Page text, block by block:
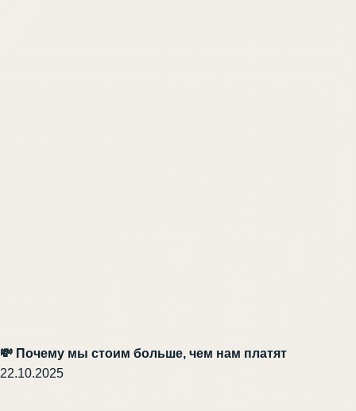
💸 Почему мы стоим больше, чем нам платят
22.10.2025